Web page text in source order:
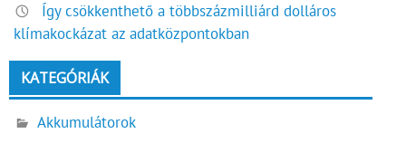
Így csökkenthető a többszázmilliárd dolláros
klímakockázat az adatközpontokban
KATEGÓRIÁK
Akkumulátorok